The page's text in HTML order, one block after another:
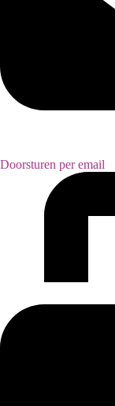
Doorsturen per email